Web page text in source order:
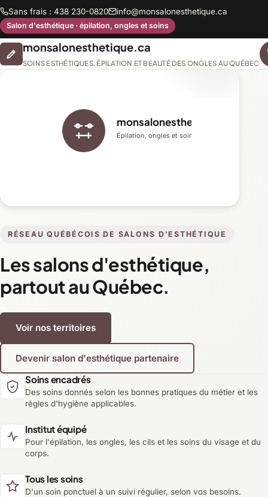
Sans frais : 438 230-0820 info@monsalonesthetique.ca
Salon d'esthétique · épilation, ongles et soins
monsalonesthetique.ca
SOINS ESTHÉTIQUES, ÉPILATION ET BEAUTÉ DES ONGLES AU QUÉBEC
RÉSEAU QUÉBÉCOIS DE SALONS D'ESTHÉTIQUE
Les salons d'esthétique,
partout au Québec.
Voir nos territoires
Devenir salon d'esthétique partenaire
monsalonesthetique.ca
Épilation, ongles et soins du visage
Soins encadrés
Des soins donnés selon les bonnes pratiques du métier et les
règles d'hygiène applicables.
Institut équipé
Pour l'épilation, les ongles, les cils et les soins du visage et du
corps.
Tous les soins
D'un soin ponctuel à un suivi régulier, selon vos besoins.